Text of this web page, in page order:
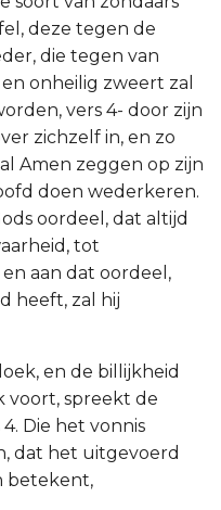
deze tegen de
die tegen van
onheilig zweert zal
vers 4- door zijn
zichzelf in, en zo
Amen zeggen op zijn
doen wederkeren.
oordeel, dat altijd
tot
aan dat oordeel,
heeft, zal hij
en de billijkheid
voort, spreekt de
Die het vonnis
dat het uitgevoerd
betekent,